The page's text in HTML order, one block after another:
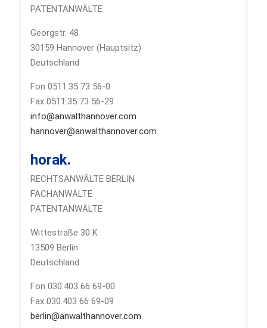
PATENTANWÄLTE
Georgstr. 48
30159 Hannover (Hauptsitz)
Deutschland
Fon 0511.35 73 56-0
Fax 0511.35 73 56-29
info@anwalthannover.com
hannover@anwalthannover.com
horak.
RECHTSANWÄLTE BERLIN
FACHANWÄLTE
PATENTANWÄLTE
Wittestraße 30 K
13509 Berlin
Deutschland
Fon 030.403 66 69-00
Fax 030.403 66 69-09
berlin@anwalthannover.com